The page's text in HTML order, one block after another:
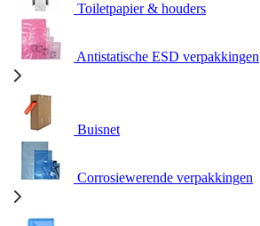
Toiletpapier & houders
Antistatische ESD verpakkingen
Buisnet
Corrosiewerende verpakkingen